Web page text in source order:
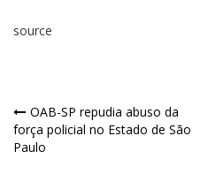
source
OAB-SP repudia abuso da
força policial no Estado de São
Paulo